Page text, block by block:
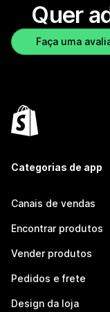
Quer
Faça uma
Categorias de app
Canais de vendas
Encontrar produtos
Vender produtos
Pedidos e frete
Design da loja